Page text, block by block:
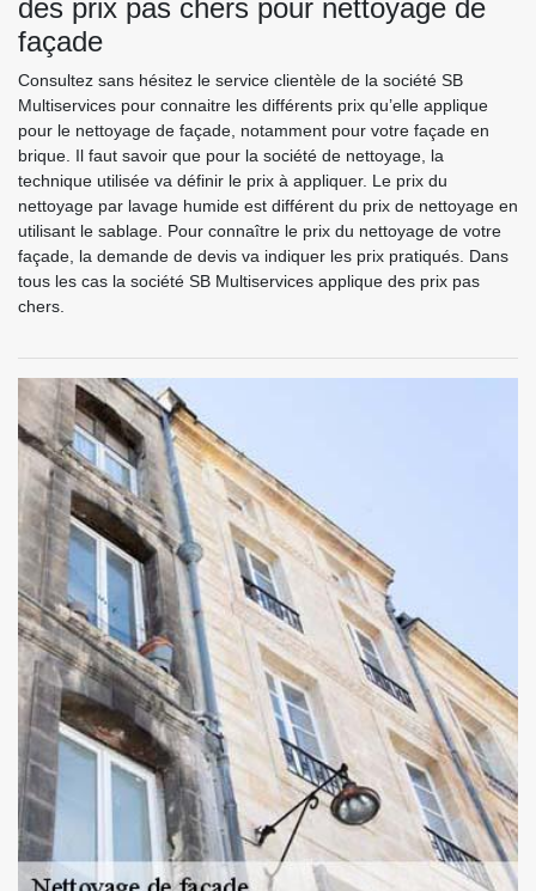
des prix pas chers pour nettoyage de
façade
Consultez sans hésitez le service clientèle de la société SB
Multiservices pour connaitre les différents prix qu’elle applique
pour le nettoyage de façade, notamment pour votre façade en
brique. Il faut savoir que pour la société de nettoyage, la
technique utilisée va définir le prix à appliquer. Le prix du
nettoyage par lavage humide est différent du prix de nettoyage en
utilisant le sablage. Pour connaître le prix du nettoyage de votre
façade, la demande de devis va indiquer les prix pratiqués. Dans
tous les cas la société SB Multiservices applique des prix pas
chers.